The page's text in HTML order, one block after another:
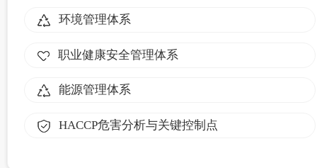
环境管理体系
职业健康安全管理体系
能源管理体系
HACCP危害分析与关键控制点